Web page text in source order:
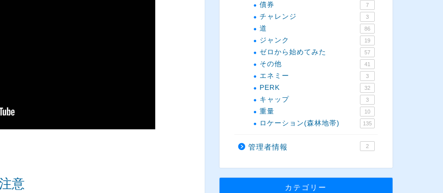
意
債券 7
チャレンジ 3
道 86
ジャンク 19
ゼロから始めてみた 57
その他 41
エネミー 3
PERK 32
キャップ 3
重量 10
ロケーション(森林地帯) 135
管理者情報 2
カテゴリー